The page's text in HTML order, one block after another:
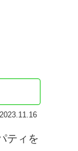
2023.11.16
ティを